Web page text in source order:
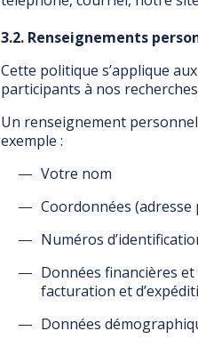
3.2. Renseignements
Cette politique s’applique
participants à nos
Un renseignement
exemple :
Votre nom
Coordonnées
Numéros
Données financières
facturation et
Données